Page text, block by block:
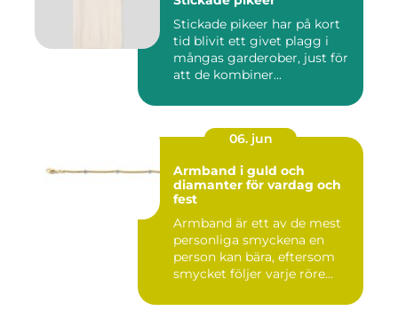
Stickade pikeer har på kort
tid blivit ett givet plagg i
mångas garderober, just för
att de kombiner...
06. jun
Armband i guld och
diamanter för vardag och
fest
Armband är ett av de mest
personliga smyckena en
person kan bära, eftersom
smycket följer varje röre...